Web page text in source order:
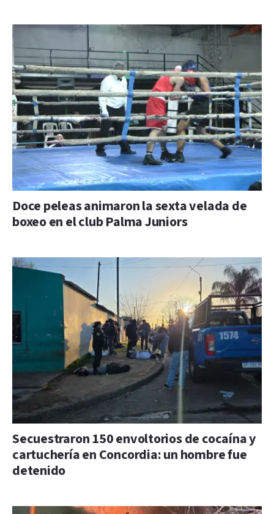
Doce peleas animaron la sexta velada de
boxeo en el club Palma Juniors
Secuestraron 150 envoltorios de cocaína y
cartuchería en Concordia: un hombre fue
detenido